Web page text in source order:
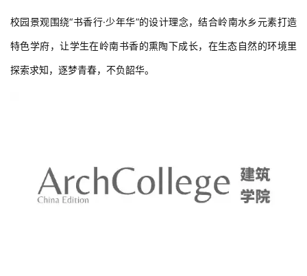
探索求知，逐梦青春，不负韶华。